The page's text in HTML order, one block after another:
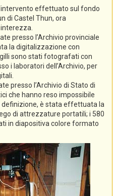
effettuato sul fondo
di Castel Thun, ora
presso l’Archivio provinciale
la digitalizzazione con
sono stati fotografati con
i laboratori dell’Archivio, per
presso l’Archivio di Stato di
che hanno reso impossibile
definizione, è stata effettuata la
di attrezzature portatili; i 580
in diapositiva colore formato